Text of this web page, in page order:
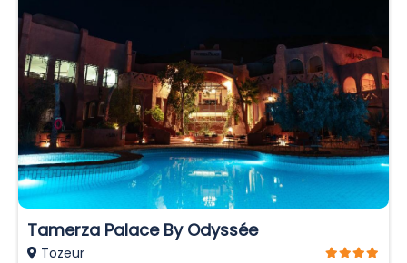
Tamerza Palace By Odyssée
Tozeur